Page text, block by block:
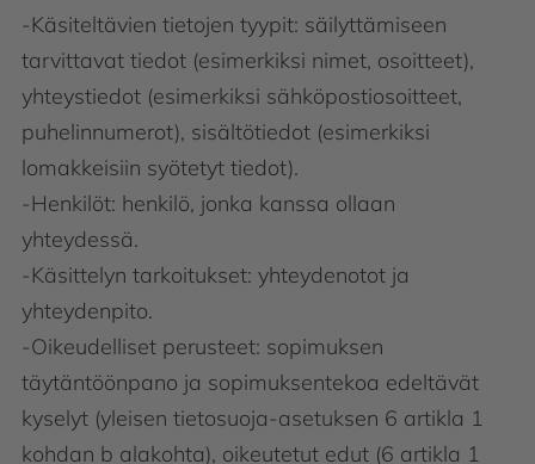
-Käsiteltävien tietojen tyypit: säilyttämiseen
tarvittavat tiedot (esimerkiksi nimet, osoitteet),
yhteystiedot (esimerkiksi sähköpostiosoitteet,
puhelinnumerot), sisältötiedot (esimerkiksi
lomakkeisiin syötetyt tiedot).
-Henkilöt: henkilö, jonka kanssa ollaan
yhteydessä.
-Käsittelyn tarkoitukset: yhteydenotot ja
yhteydenpito.
-Oikeudelliset perusteet: sopimuksen
täytäntöönpano ja sopimuksentekoa edeltävät
kyselyt (yleisen tietosuoja-asetuksen 6 artikla 1
kohdan b alakohta), oikeutetut edut (6 artikla 1